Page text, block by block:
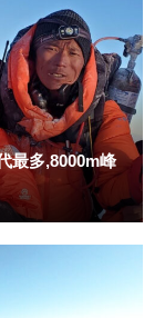
最多,8000m峰